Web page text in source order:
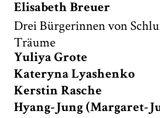
Elisabeth Breuer
Drei Bürgerinnen von
Träume
Yuliya Grote
Kateryna Lyashenko
Kerstin Rasche
Hyang-Jung (Margaret-